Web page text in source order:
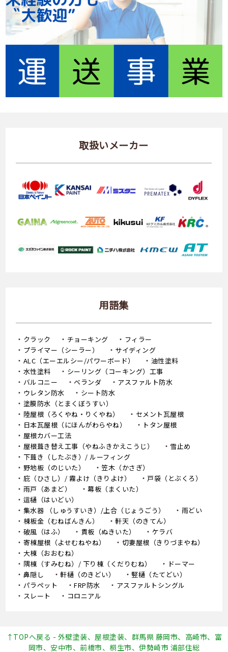
取扱いメーカー
用語集
クラック チョーキング
フィラー
プライマー（シーラー）
サイディング
ALC（エーエルシー/パワーボード）
油性塗料
水性塗料
シーリング（コーキング）工事
バルコニー
ベランダ
アスファルト防水
ウレタン防水
シート防水
塗膜防水（とまくぼうすい）
陸屋根（ろくやね・りくやね）
セメント瓦屋根
日本瓦屋根（にほんがわらやね）
トタン屋根
屋根カバー工法
屋根葺き替え工事（やねふきかえこうじ）
雪止め
下葺き（したぶき）/ ルーフィング
野地板（のじいた）
笠木（かさぎ）
庇（ひさし）/ 霧よけ（きりよけ）
戸袋（とぶくろ）
雨戸（あまど）
幕板（まくいた）
這樋（はいどい）
集水器 （しゅうすいき）/上合（じょうごう）
雨どい
棟板金（むねばんきん）
軒天（のきてん）
破風（はふ）
貫板（ぬきいた）
ケラバ
寄棟屋根（よせむねやね）
切妻屋根（きりづまやね）
大棟（おおむね）
隅棟（すみむね）/ 下り棟（くだりむね）
ドーマー
鼻隠し
軒樋（のきどい）
竪樋（たてどい）
パラペット
FRP防水
アスファルトシングル
スレート
コロニアル
↑TOPへ戻る - 外壁塗装、屋根塗装、群馬県 藤岡市、高崎市、富
岡市、安中市、前橋市、桐生市、伊勢崎市 浦部住総